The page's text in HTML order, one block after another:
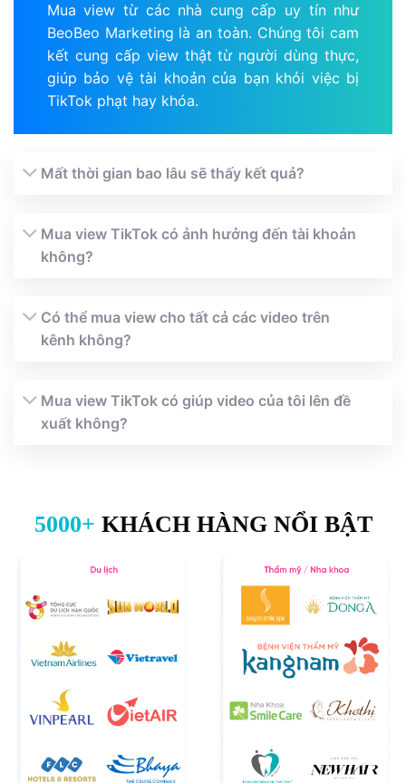
Mua view từ các nhà cung cấp uy tín như
BeoBeo Marketing là an toàn. Chúng tôi cam
kết cung cấp view thật từ người dùng thực,
giúp bảo vệ tài khoản của bạn khỏi việc bị
TikTok phạt hay khóa.
Mất thời gian bao lâu sẽ thấy kết quả?
Mua view TikTok có ảnh hưởng đến tài khoản
không?
Có thể mua view cho tất cả các video trên
kênh không?
Mua view TikTok có giúp video của tôi lên đề
xuất không?
5000+ KHÁCH HÀNG NỔI BẬT